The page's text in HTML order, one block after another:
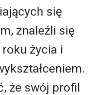
się
znaleźli się
życia i
że swój profil